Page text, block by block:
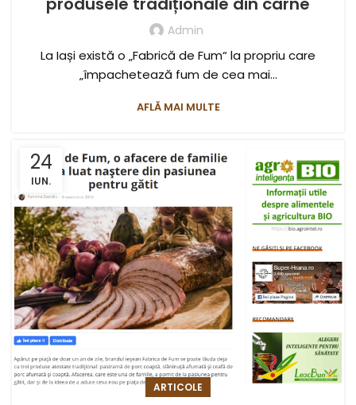
Admin
La Iași există o „Fabrică de Fum“ la propriu care
„împachetează fum de cea mai...
AFLĂ MAI MULTE
24
IUN.
ARTICOLE